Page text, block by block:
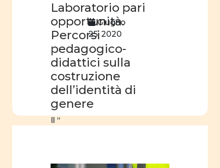
identità
Laboratorio pari
opportunità.
Percorsi
pedagogico-
didattici sulla
costruzione
dell’identità di
genere
Il “
Giugno
25, 2020